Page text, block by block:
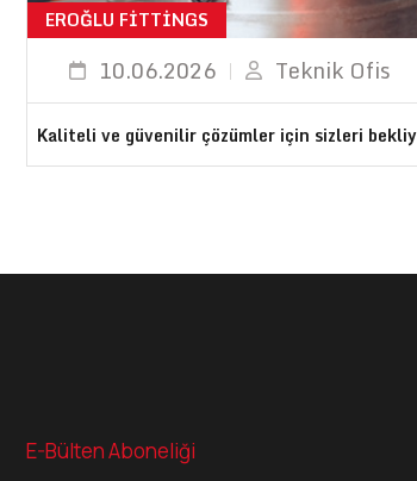
EROĞLU FITTINGS
10.06.2026 Teknik Ofis
Kaliteli ve güvenilir çözümler için sizleri
E-Bülten Aboneliği